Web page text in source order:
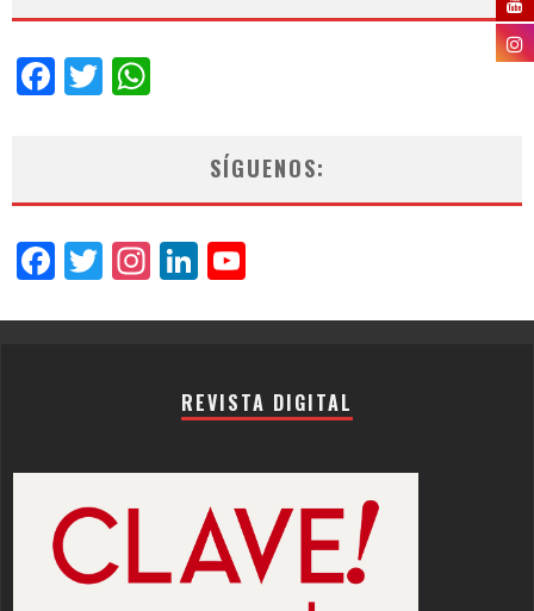
Facebook
Twitter
SÍGUENOS:
Facebook
Twitter
Instagram
LinkedIn
REVISTA DIGITAL